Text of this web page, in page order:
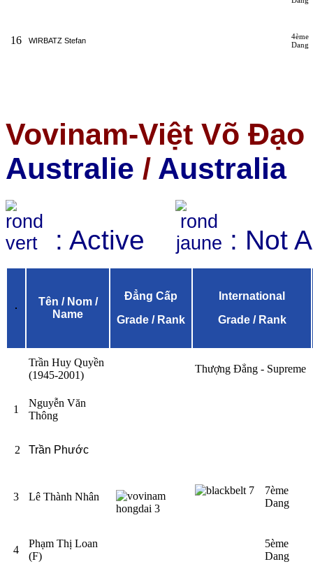
16 WIRBATZ Stefan
4ème
Dang
Vovinam-Việt Võ
Australie / Australia
: Active : Not
Tên / Nom /
Name
Đẳng Cấp
Grade / Rank
International
Grade / Rank
Trần Huy Quyền
(1945-2001)
Thượng Đẳng - Supreme
1
Nguyễn Văn
Thông
2 Trần Phước
3 Lê Thành Nhân
7ème
Dang
4
Phạm Thị Loan
(F)
5ème
Dang